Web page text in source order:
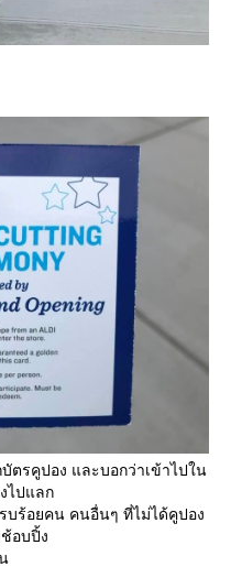
ตรคูปอง และบอกว่าเข้าไปใน
ไปแลก
บร้อยคน คนอื่นๆ ที่ไม่ได้คูปอง
อบปิ้ง